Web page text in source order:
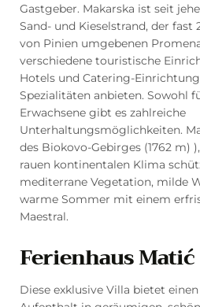
Gastgeber. Makarska ist seit
Sand- und Kieselstrand, der fast
von Pinien umgebenen
verschiedene touristische
Hotels und Catering-
Spezialitäten anbieten. Sowohl
Erwachsene gibt es zahlreiche
Unterhaltungsmöglichkeiten.
des Biokovo-Gebirges (1762 m)
rauen kontinentalen Klima
mediterrane Vegetation, milde
warme Sommer mit einem
Maestral.
Ferienhaus Matić
Diese exklusive Villa bietet